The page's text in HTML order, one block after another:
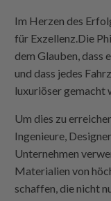
Im Herzen des
für Exzellenz.Die
dem Glauben, dass
und dass jedes
luxuriöser gemacht
Um dies zu
Ingenieure,
Unternehmen
Materialien von
schaffen, die nicht